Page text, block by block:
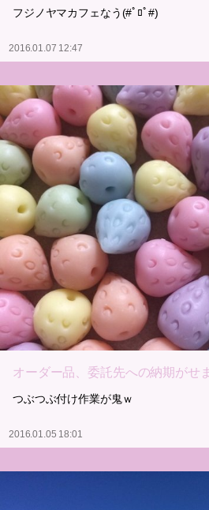
フジノヤマカフェなう(#ﾟﾛﾟ#)
2016.01.07 12:47
オーダー品、委託先への納期がせ
つぶつぶ付け作業が鬼ｗ
2016.01.05 18:01